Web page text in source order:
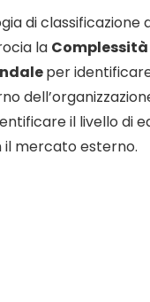
di classificazione
la
per
il livello di
mercato esterno.